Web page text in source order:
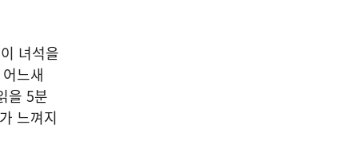
녀석을
느새
을 5분
느껴지